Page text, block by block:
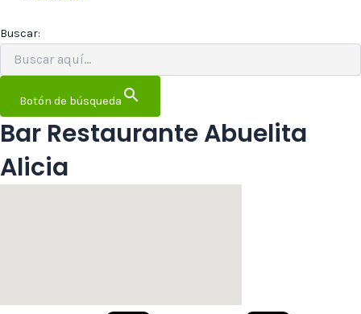
Buscar:
Botón de búsqueda
Bar Restaurante Abuelita
Alicia